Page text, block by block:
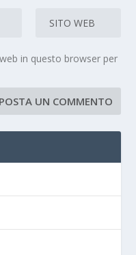
in questo browser per